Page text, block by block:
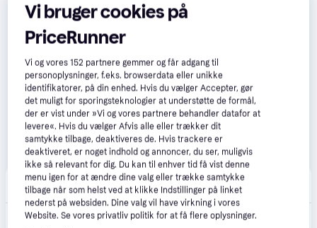
XL-BYG
Bestillingsvare
MAKITA PLÆNEKLIPPER 2X18V 8.150 kr.
Vi bruger cookies på
PriceRunner
Vi og vores152 partnere gemmer og får adgang til
personoplysninger, f.eks. browserdata eller unikke
identifikatorer, på din enhed. Hvis du vælger Accepter, gør
det muligt for sporingsteknologier at understøtte de formål,
der er vist under »Vi og vores partnere behandler datafor at
levere«. Hvis du vælger Afvis alle eller trækker dit
samtykke tilbage, deaktiveres de. Hvis trackere er
deaktiveret, er noget indhold og annoncer, du ser, muligvis
ikke så relevant for dig. Du kan til enhver tid få vist denne
menu igen for at ændre dine valg eller trække samtykke
tilbage når som helst ved at klikke Indstillinger på linket
nederst på websiden. Dine valg vil have virkning i vores
Website. Se vores privatliv politik for at få flere oplysninger.